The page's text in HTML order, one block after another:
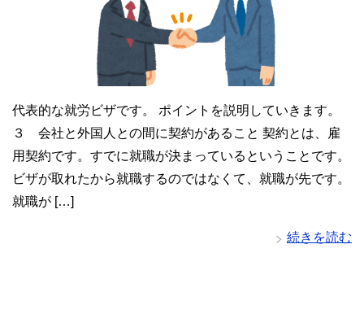
代表的な就労ビザです。 ポイントを説明していきます。
３ 会社と外国人との間に契約があること 契約とは、雇
用契約です。すでに就職が決まっているということです。
ビザが取れたから就職するのではなくて、就職が先です。
就職が […]
続きを読む